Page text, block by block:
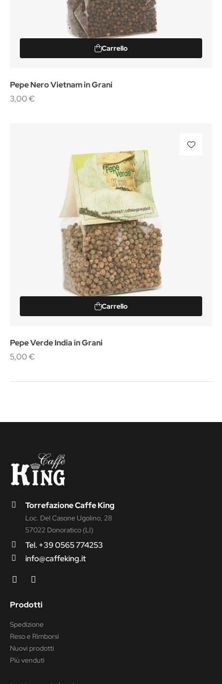
Carrello
Pepe Nero Vietnam in Grani
3,00 €
Carrello
Pepe Verde India in Grani
5,00 €
Torrefazione Caffe King
Loc. Del Casone Ugolino, 28
57022 Donoratico (LI)
Tel. +39 0565 774253
info@caffeking.it
Prodotti
Spedizione
Reso e Rimborsi
Nuovi prodotti
Più venduti